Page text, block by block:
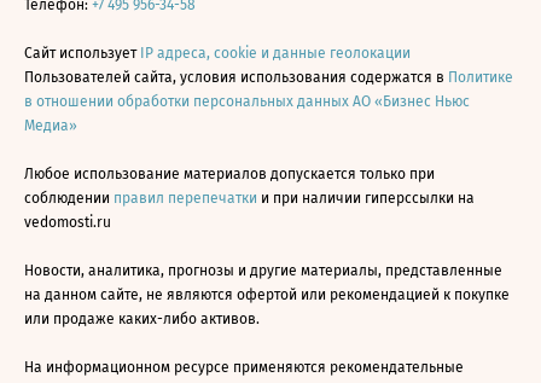
Телефон: +7 495 956-34-58
Сайт использует IP адреса, cookie и данные геолокации
Пользователей сайта, условия использования содержатся в Политике
в отношении обработки персональных данных АО «Бизнес Ньюс
Медиа»
Любое использование материалов допускается только при
соблюдении правил перепечатки и при наличии гиперссылки на
vedomosti.ru
Новости, аналитика, прогнозы и другие материалы, представленные
на данном сайте, не являются офертой или рекомендацией к покупке
или продаже каких-либо активов.
На информационном ресурсе применяются рекомендательные